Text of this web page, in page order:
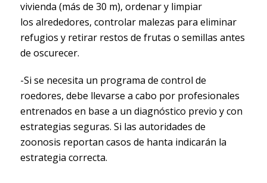
vivienda (más de 30 m), ordenar y limpiar
los alrededores, controlar malezas para eliminar
refugios y retirar restos de frutas o semillas antes
de oscurecer.
-Si se necesita un programa de control de
roedores, debe llevarse a cabo por profesionales
entrenados en base a un diagnóstico previo y con
estrategias seguras. Si las autoridades de
zoonosis reportan casos de hanta indicarán la
estrategia correcta.